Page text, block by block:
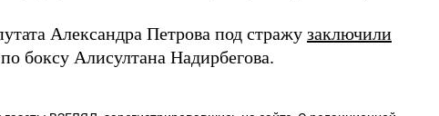
Александра Петрова под стражу заключили
боксу Алисултана Надирбегова.